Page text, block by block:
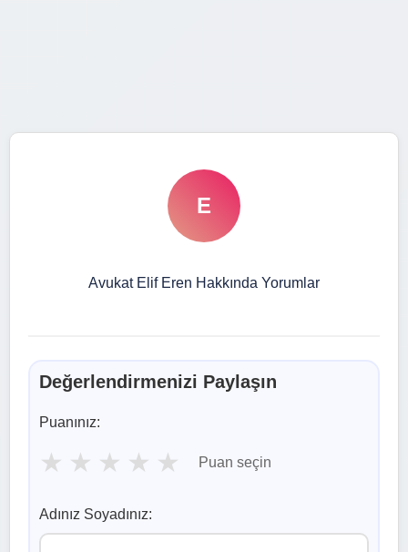
E
Avukat Elif Eren Hakkında Yorumlar
Değerlendirmenizi Paylaşın
Puanınız:
★ ★ ★ ★ ★ Puan seçin
Adınız Soyadınız: